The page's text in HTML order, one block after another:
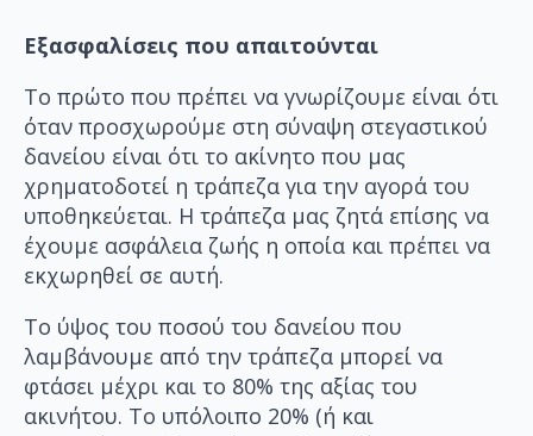
Εξασφαλίσεις που απαιτούνται
Το πρώτο που πρέπει να γνωρίζουμε είναι ότι
όταν προσχωρούμε στη σύναψη στεγαστικού
δανείου είναι ότι το ακίνητο που μας
χρηματοδοτεί η τράπεζα για την αγορά του
υποθηκεύεται. Η τράπεζα μας ζητά επίσης να
έχουμε ασφάλεια ζωής η οποία και πρέπει να
εκχωρηθεί σε αυτή.
Το ύψος του ποσού του δανείου που
λαμβάνουμε από την τράπεζα μπορεί να
φτάσει μέχρι και το 80% της αξίας του
ακινήτου. Το υπόλοιπο 20% (ή και